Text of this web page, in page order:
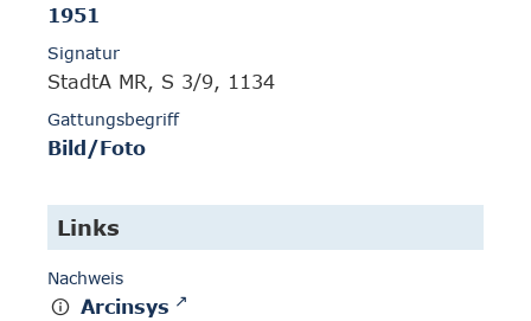
1951
Signatur
StadtA MR, S 3/9, 1134
Gattungsbegriff
Bild/Foto
Links
Nachweis
Arcinsys